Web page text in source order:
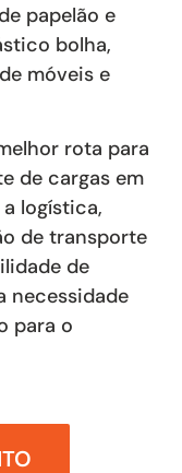
papelão e
bolha,
móveis e
rota para
de cargas em
logística,
de transporte
de
necessidade
para o